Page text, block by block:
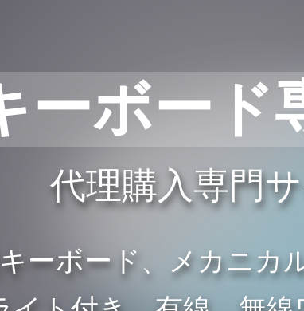
ーボード
代理購入専門
ーボード、メカニカ